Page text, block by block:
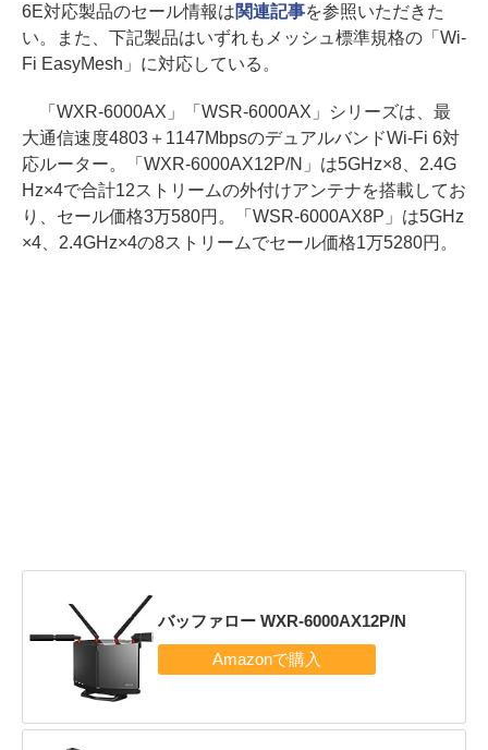
6E対応製品のセール情報は関連記事を参照いただきた
い。また、下記製品はいずれもメッシュ標準規格の「Wi-
Fi EasyMesh」に対応している。
「WXR-6000AX」「WSR-6000AX」シリーズは、最
大通信速度4803＋1147MbpsのデュアルバンドWi-Fi 6対
応ルーター。「WXR-6000AX12P/N」は5GHz×8、2.4G
Hz×4で合計12ストリームの外付けアンテナを搭載してお
り、セール価格3万580円。「WSR-6000AX8P」は5GHz
×4、2.4GHz×4の8ストリームでセール価格1万5280円。
バッファロー WXR-6000AX12P/N